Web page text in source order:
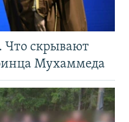
скрывают
Мухаммеда